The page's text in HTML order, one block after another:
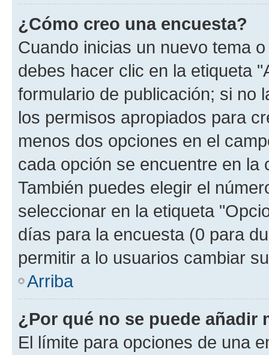
¿Cómo creo una encuesta?
Cuando inicias un nuevo tema
debes hacer clic en la etiqueta
formulario de publicación; si no
los permisos apropiados para
menos dos opciones en el
cada opción se encuentre en
También puedes elegir el
seleccionar en la etiqueta
días para la encuesta (0 para
permitir a lo usuarios cambiar
Arriba
¿Por qué no se puede añadir
El límite para opciones de una